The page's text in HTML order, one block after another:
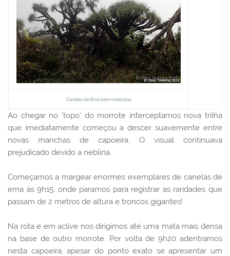
Canelas de Ema bem crescidas
Ao chegar no 'topo' do morrote interceptamos nova trilha
que imediatamente começou a descer suavemente entre
novas manchas de capoeira. O visual continuava
prejudicado devido a neblina.
Começamos a margear enormes exemplares de canelas de
ema às 9h15; onde paramos para registrar as raridades que
passam de 2 metros de altura e troncos gigantes!
Na rota e em aclive nos dirigimos até uma mata mais densa
na base de outro morrote. Por volta de 9h20 adentramos
nesta capoeira, apesar do ponto exato se apresentar um